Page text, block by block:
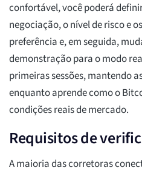
confortável, você poderá
negociação, o nível de risco e
preferência e, em seguida,
demonstração para o modo
primeiras sessões, mantendo
enquanto aprende como o
condições reais de mercado.
Requisitos de
A maioria das corretoras